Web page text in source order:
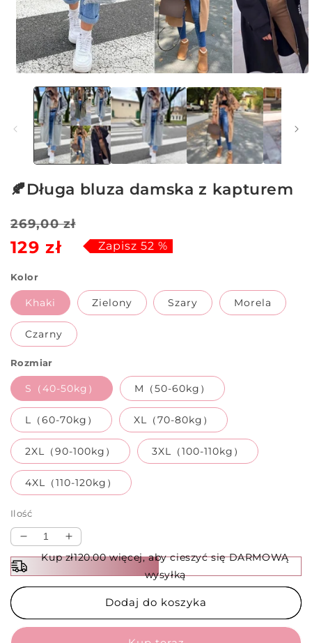
multimedia
oknie
modalnym
🍂Długa bluza damska z kapturem
129 zł
Cena
regularna
269,00 zł
Cena
sprzedażyZapisz 52 %
Kolor
Khaki Zielony Szary Morela
Czarny
Rozmiar
S（40-50kg） M（50-60kg）
L（60-70kg） XL（70-80kg）
2XL（90-100kg） 3XL（100-110kg）
4XL（110-120kg）
Ilość
Zmniejsz
ilość
dla
🍂
bluza
damska
Zwiększ
ilość
🍂
bluza
damska
Kup zł120.00 więcej, aby cieszyć się DARMOWĄ
wysyłką
Dodaj do koszyka